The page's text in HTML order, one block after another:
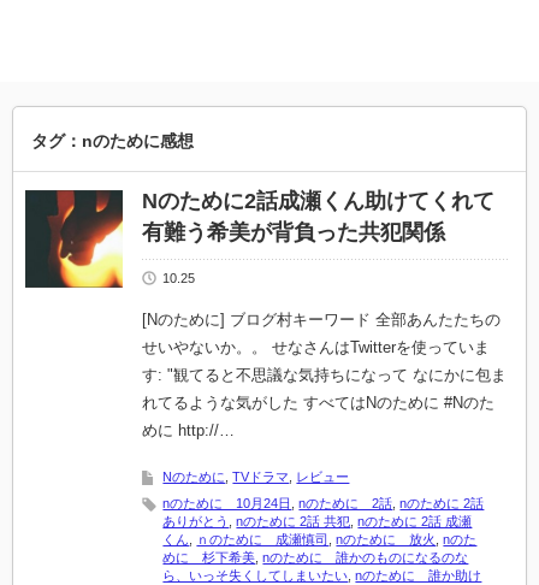
タグ：nのために感想
Nのために2話成瀬くん助けてくれて
有難う希美が背負った共犯関係
10.25
[Nのために] ブログ村キーワード 全部あんたたちの
せいやないか。。 せなさんはTwitterを使っていま
す: "観てると不思議な気持ちになって なにかに包ま
れてるような気がした すべてはNのために #Nのた
めに http://…
Nのために ,TVドラマ
レビュー
nのために 10月24日
,nのために 2話 ,nのために 2話
ありがとう
,nのために 2話 共犯 ,nのために 2話 成瀬
くん
ｎのために 成瀬慎司 ,nのために 放火 ,nのた
めに 杉下希美 ,nのために 誰かのものになるのな
ら、いっそ失くしてしまいたい ,nのために 誰か助け